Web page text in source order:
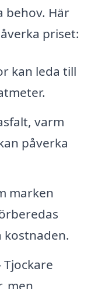
behov. Här
priset:
kan leda till
varm
påverka
marken
Tjockare
men